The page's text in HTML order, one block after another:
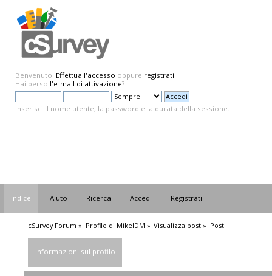
Benvenuto! Effettua l'accesso oppure registrati.
Hai perso l'e-mail di attivazione?
Inserisci il nome utente, la password e la durata della sessione.
Indice Aiuto Ricerca Accedi Registrati
cSurvey Forum » Profilo di MikelDM » Visualizza post » Post
Informazioni sul profilo